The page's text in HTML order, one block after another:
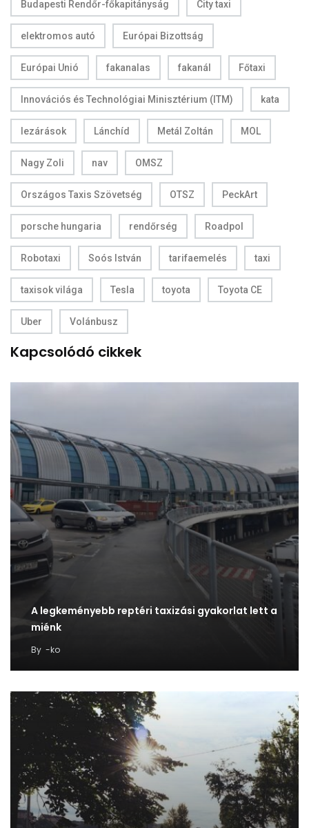
Budapesti Rendőr-főkapitányság City taxi
elektromos autó Európai Bizottság
Európai Unió fakanalas fakanál Főtaxi
Innovációs és Technológiai Minisztérium (ITM) kata
lezárások Lánchíd Metál Zoltán MOL
Nagy Zoli nav OMSZ
Országos Taxis Szövetség OTSZ PeckArt
porsche hungaria rendőrség Roadpol
Robotaxi Soós István tarifaemelés taxi
taxisok világa Tesla toyota Toyota CE
Uber Volánbusz
Kapcsolódó cikkek
A legkeményebb reptéri taxizási gyakorlat lett a
miénk
By -ko